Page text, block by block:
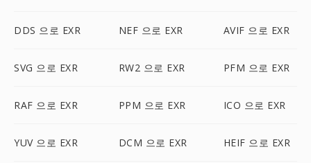
DDS 으로 EXR NEF 으로 EXR AVIF 으로 EXR
SVG 으로 EXR RW2 으로 EXR PFM 으로 EXR
RAF 으로 EXR PPM 으로 EXR ICO 으로 EXR
YUV 으로 EXR DCM 으로 EXR HEIF 으로 EXR